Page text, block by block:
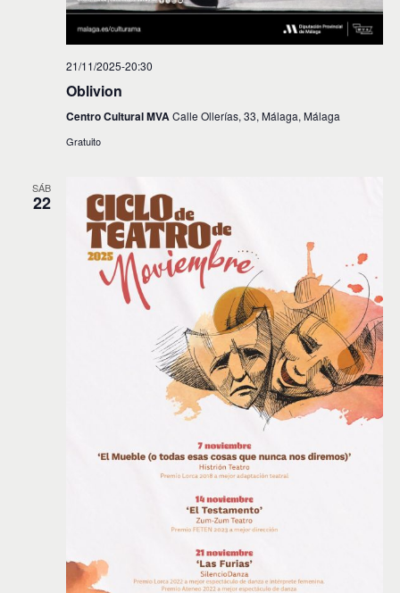
21/11/2025-20:30
Oblivion
Centro Cultural MVACalle Ollerías, 33, Málaga, Málaga
Gratuito
SÁB
22